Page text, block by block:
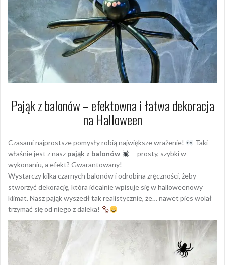
Pająk z balonów – efektowna i łatwa dekoracja
na Halloween
Czasami najprostsze pomysły robią największe wrażenie!
Taki
właśnie jest z nasz pająk z balonów
— prosty, szybki w
wykonaniu, a efekt? Gwarantowany!
Wystarczy kilka czarnych balonów i odrobina zręczności, żeby
stworzyć dekorację, która idealnie wpisuje się w halloweenowy
klimat. Nasz pająk wyszedł tak realistycznie, że… nawet pies wolał
trzymać się od niego z daleka!